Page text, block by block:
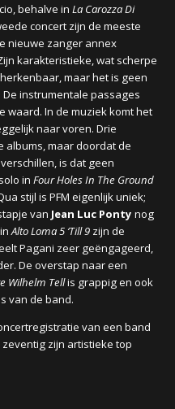
behalve in La Carozza Di
concert zijn de meeste
nieuwe zanger annex
karakteristieke, wat scherpe
maar het is geen
instrumentale passages
waard. In de muziek komt het
naar voren. Drie
albums, maar doordat de
is dat geen
in Four Holes In The Ground
stijl is PFM eigenlijk uniek;
van Jean Luc Ponty nog
inAlto Loma 5 ‘Till 9 zijn de
Pagani zeer geëngageerd,
De overstap naar een
Wilhelm Tellis grappig en ook
van de band.
van een band
zijn artistieke top